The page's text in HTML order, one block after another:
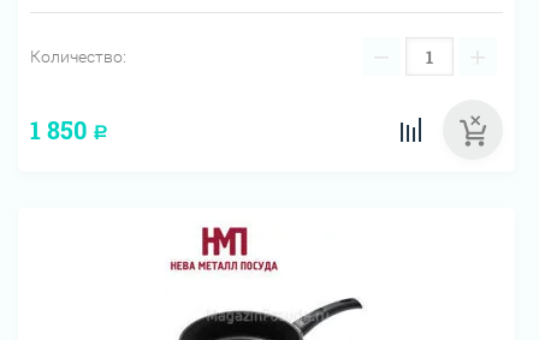
Количество: − +
1 850 Р